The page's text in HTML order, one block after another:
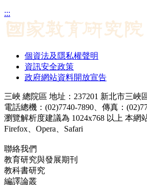
:::
個資法及隱私權聲明
資訊安全政策
政府網站資料開放宣告
三峽 總院區 地址：237201 新北市三峽
電話總機：(02)7740-7890、傳真：
瀏覽解析度建議為 1024x768 以上 本網
Firefox、Opera、Safari
聯絡我們
教育研究與發展期刊
教科書研究
編譯論叢